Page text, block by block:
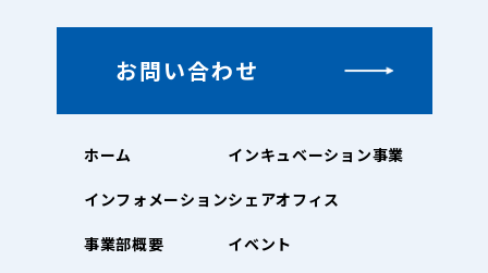
お問い合わせ
ホーム
インフォメーション
事業部概要
インキュベーション事業
シェアオフィス
イベント